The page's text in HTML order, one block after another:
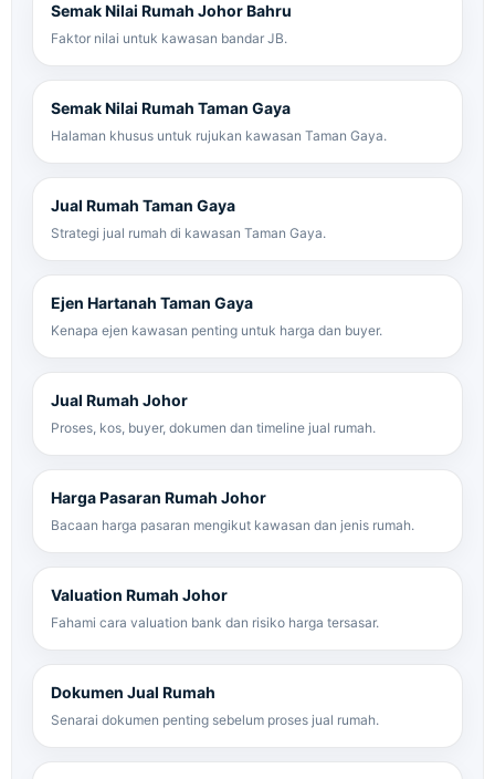
Semak Nilai Rumah Johor Bahru
Faktor nilai untuk kawasan bandar JB.
Semak Nilai Rumah Taman Gaya
Halaman khusus untuk rujukan kawasan Taman Gaya.
Jual Rumah Taman Gaya
Strategi jual rumah di kawasan Taman Gaya.
Ejen Hartanah Taman Gaya
Kenapa ejen kawasan penting untuk harga dan buyer.
Jual Rumah Johor
Proses, kos, buyer, dokumen dan timeline jual rumah.
Harga Pasaran Rumah Johor
Bacaan harga pasaran mengikut kawasan dan jenis rumah.
Valuation Rumah Johor
Fahami cara valuation bank dan risiko harga tersasar.
Dokumen Jual Rumah
Senarai dokumen penting sebelum proses jual rumah.